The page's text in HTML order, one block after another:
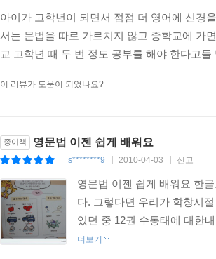
아이가 고학년이 되면서 점점 더 영어에 신경
서는 문법을 따로 가르치지 않고 중학교에 가
교 고학년 때 두 번 정도 공부를 해야 한다고
이 리뷰가 도움이 되었나요?
종이책 영문법 이젠 쉽게 배워요
s********9 2010-04-03 신고
영문법 이젠 쉽게 배워요 한
다. 그렇다면 우리가 학창시
있던 중 12권 수동태에 대한
더보기